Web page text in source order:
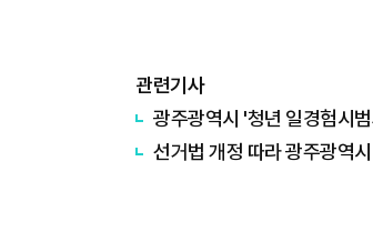
관련기사
광주광역시 '청년 일경험시
선거법 개정 따라 광주광역